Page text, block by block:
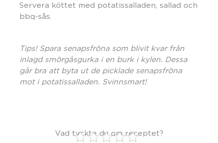
Servera köttet med potatissalladen, sallad och
bbq-sås.
Tips! Spara senapsfröna som blivit kvar från
inlagd smörgåsgurka i en burk i kylen. Dessa
går bra att byta ut de picklade senapsfröna
mot i potatissalladen. Svinnsmart!
Vad tyckte du om receptet?